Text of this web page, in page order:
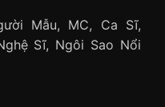
Mẫu, MC, Ca Sĩ,
Sĩ, Ngôi Sao Nổi